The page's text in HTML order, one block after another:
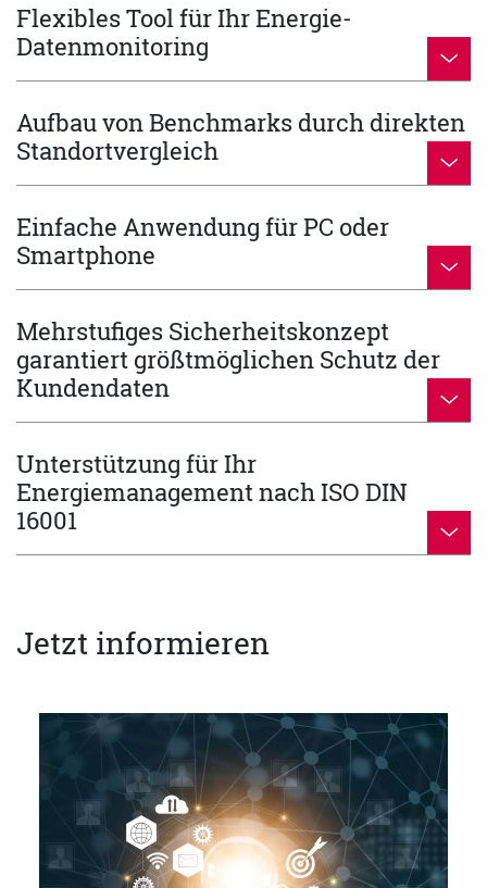
Flexibles Tool für Ihr Energie-
Datenmonitoring
Aufbau von Benchmarks durch direkten
Standortvergleich
Einfache Anwendung für PC oder
Smartphone
Mehrstufiges Sicherheitskonzept
garantiert größtmöglichen Schutz der
Kundendaten
Unterstützung für Ihr
Energiemanagement nach ISO DIN
16001
Jetzt informieren